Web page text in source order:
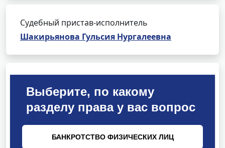
Судебный пристав-исполнитель
Шакирьянова Гульсия Нургалеевна